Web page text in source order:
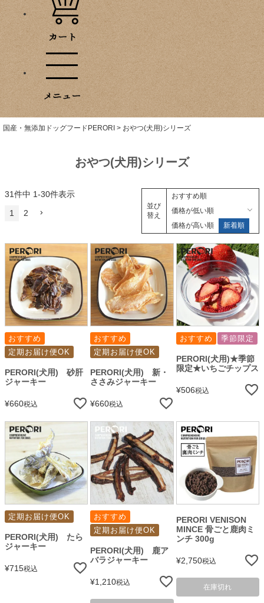
国産・無添加ドッグフードPERORI おやつ(犬用)シリーズ
おやつ(犬用)シリーズ
並び
替え
おすすめ順
価格が低い順
価格が高い順
新着順
31件中 1-30件表示
1
2
おすすめ
定期お届け便OK
PERORI(犬用) 砂肝
ジャーキー
¥660税込
おすすめ
定期お届け便OK
PERORI(犬用) 新・
ささみジャーキー
¥660税込
おすすめ 季節限定
PERORI(犬用)★季節
限定★いちごチップス
¥506税込
定期お届け便OK
PERORI(犬用) たら
ジャーキー
¥715税込
おすすめ
定期お届け便OK
PERORI(犬用) 鹿ア
バラジャーキー
¥1,210税込
PERORI VENISON
MINCE 骨ごと鹿肉ミ
ンチ 300g
¥2,750税込
在庫切れ